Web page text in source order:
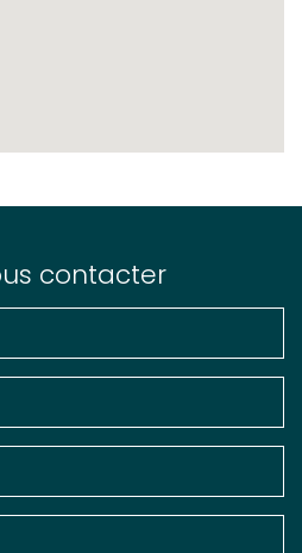
contacter